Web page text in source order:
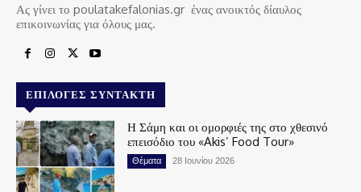
Ας γίνει το poulatakefalonias.gr ένας ανοικτός δίαυλος
επικοινωνίας για όλους μας.
ΕΠΙΛΟΓΈΣ ΣΥΝΤΆΚΤΗ
Η Σάμη και οι ομορφιές της στο χθεσινό
επεισόδιο του «Akis’ Food Tour»
Θέματα 28 Ιουνίου 2026